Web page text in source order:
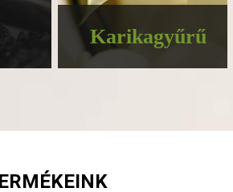
Karikagyűrű